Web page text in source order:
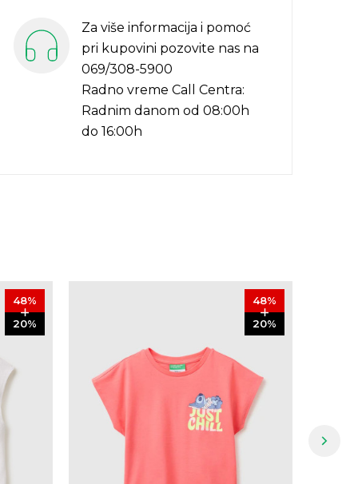
Za više informacija i pomoć
pri kupovini pozovite nas na
069/308-5900
Radno vreme Call Centra:
Radnim danom od 08:00h
do 16:00h
48%
20%
48%
20%